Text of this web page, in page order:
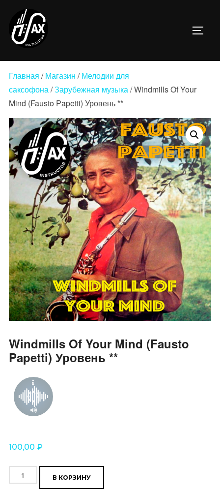
Перейти
содержимому
Главная /Магазин /Мелодии для
саксофона/Зарубежная музыка/ Windmills Of Your
Mind (Fausto Papetti) Уровень **
Windmills Of Your Mind (Fausto
Papetti) Уровень **
100,00 ₽
Количество
товара
В КОРЗИНУ